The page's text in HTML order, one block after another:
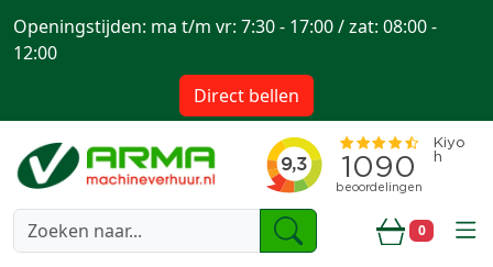
0
Openingstijden: ma t/m vr: 7:30 - 17:00 / zat: 08:00 -
12:00
Direct bellen